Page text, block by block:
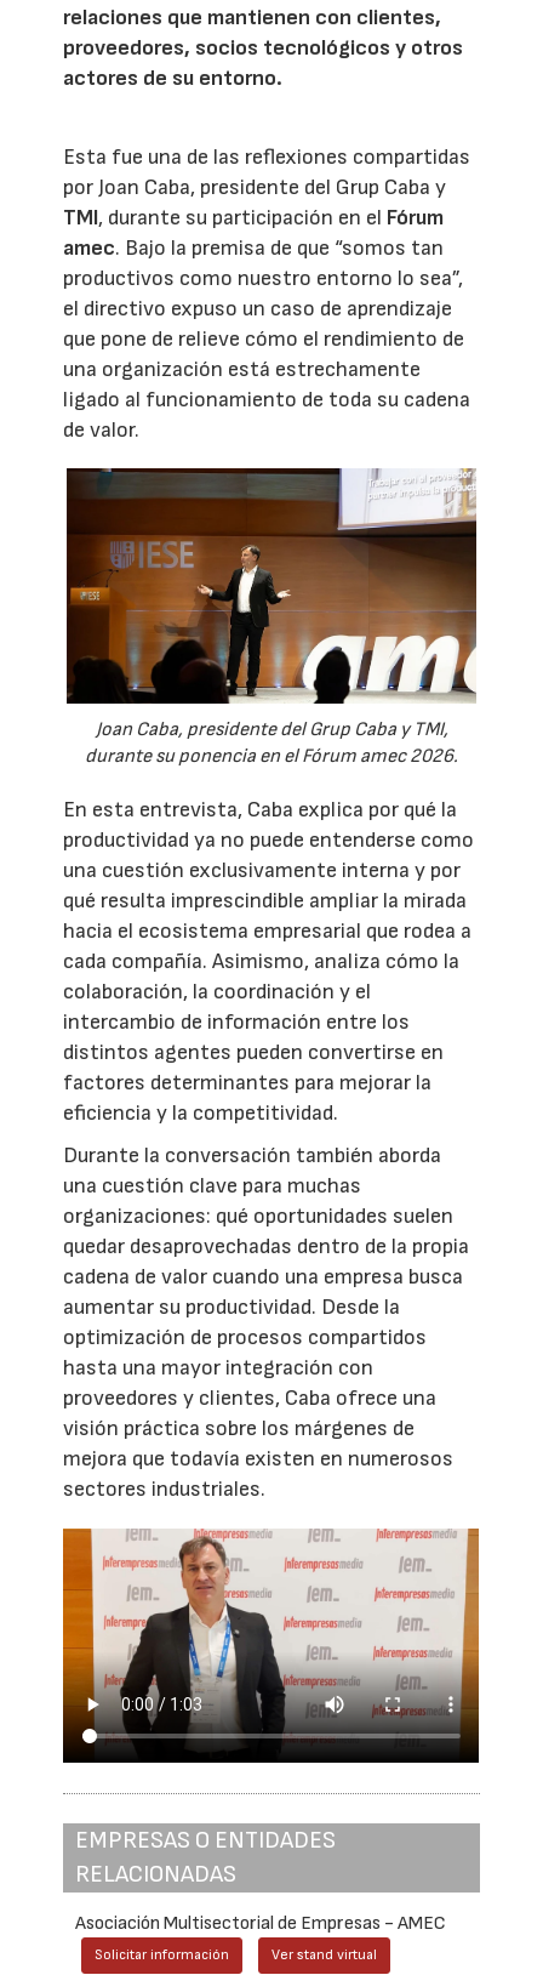
relaciones que mantienen con clientes,
proveedores, socios tecnológicos y otros
actores de su entorno.
Esta fue una de las reflexiones compartidas
por Joan Caba, presidente del Grup Caba y
TMI, durante su participación en el Fórum
amec. Bajo la premisa de que “somos tan
productivos como nuestro entorno lo sea”,
el directivo expuso un caso de aprendizaje
que pone de relieve cómo el rendimiento de
una organización está estrechamente
ligado al funcionamiento de toda su cadena
de valor.
Joan Caba, presidente del Grup Caba y TMI,
durante su ponencia en el Fórum amec 2026.
En esta entrevista, Caba explica por qué la
productividad ya no puede entenderse como
una cuestión exclusivamente interna y por
qué resulta imprescindible ampliar la mirada
hacia el ecosistema empresarial que rodea a
cada compañía. Asimismo, analiza cómo la
colaboración, la coordinación y el
intercambio de información entre los
distintos agentes pueden convertirse en
factores determinantes para mejorar la
eficiencia y la competitividad.
Durante la conversación también aborda
una cuestión clave para muchas
organizaciones: qué oportunidades suelen
quedar desaprovechadas dentro de la propia
cadena de valor cuando una empresa busca
aumentar su productividad. Desde la
optimización de procesos compartidos
hasta una mayor integración con
proveedores y clientes, Caba ofrece una
visión práctica sobre los márgenes de
mejora que todavía existen en numerosos
sectores industriales.
EMPRESAS O ENTIDADES
RELACIONADAS
Asociación Multisectorial de Empresas - AMEC
Solicitar información Ver stand virtual